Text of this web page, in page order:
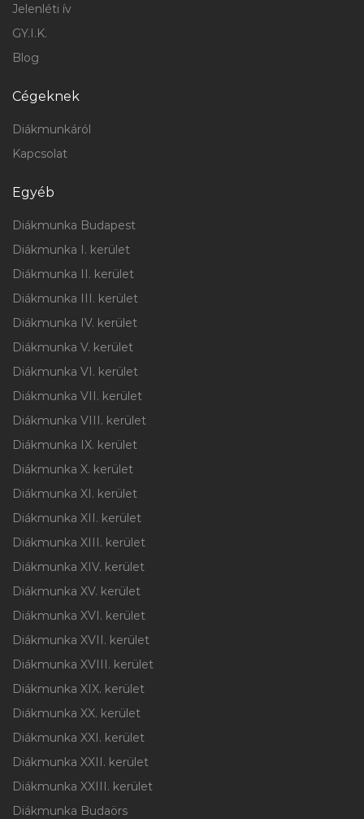
Jelenléti ív
GY.I.K.
Blog
Cégeknek
Diákmunkáról
Kapcsolat
Egyéb
Diákmunka Budapest
Diákmunka I. kerület
Diákmunka II. kerület
Diákmunka III. kerület
Diákmunka IV. kerület
Diákmunka V. kerület
Diákmunka VI. kerület
Diákmunka VII. kerület
Diákmunka VIII. kerület
Diákmunka IX. kerület
Diákmunka X. kerület
Diákmunka XI. kerület
Diákmunka XII. kerület
Diákmunka XIII. kerület
Diákmunka XIV. kerület
Diákmunka XV. kerület
Diákmunka XVI. kerület
Diákmunka XVII. kerület
Diákmunka XVIII. kerület
Diákmunka XIX. kerület
Diákmunka XX. kerület
Diákmunka XXI. kerület
Diákmunka XXII. kerület
Diákmunka XXIII. kerület
Diákmunka Budaörs